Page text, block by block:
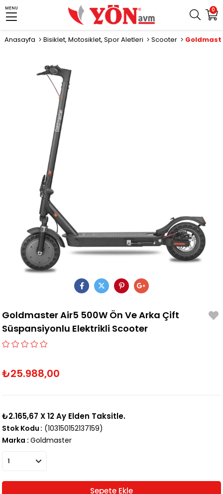
0
MENU
Anasayfa Bisiklet, Motosiklet, Spor Aletleri Scooter
Goldmaster Air5 500W Ön Ve Arka Çift
Süspansiyonlu Elektrikli Scooter
₺25.988,00
₺2.165,67 X 12 Ay Elden Taksitle.
(103150152137159)
Stok Kodu
Marka : Goldmaster